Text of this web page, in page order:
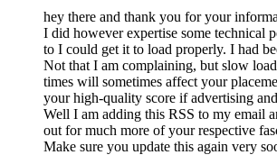
hey there and thank you for your
I did however expertise some technical
to I could get it to load properly. I had
Not that I am complaining, but slow
times will sometimes affect your
your high-quality score if advertising
Well I am adding this RSS to my email
out for much more of your respective
Make sure you update this again very